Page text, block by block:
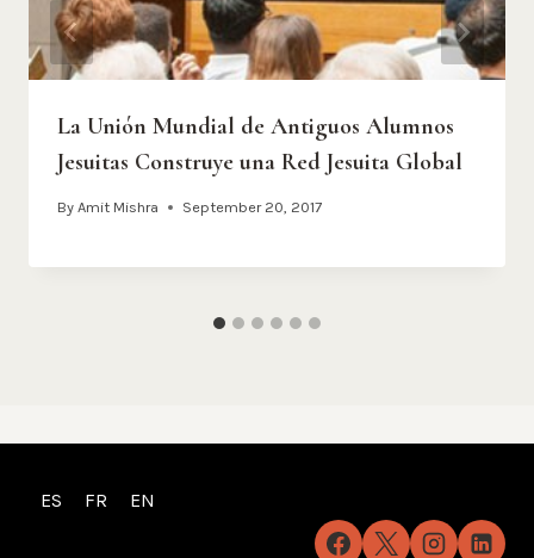
La Unión Mundial de Antiguos Alumnos
Jesuitas Construye una Red Jesuita Global
By Amit Mishra September 20, 2017
ES FR EN